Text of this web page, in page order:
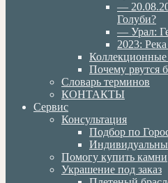
—
Голуби?
— Урал:
2023:
Почему рвутся
Словарь терминов
КОНТАКТЫ
Сервис
Консультация
Подбор по
Помогу купить камни
Украшение под заказ